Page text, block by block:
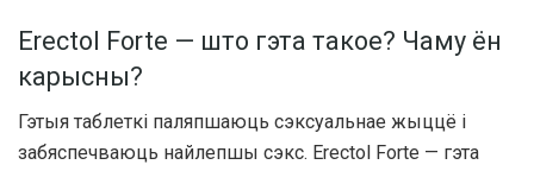
Erectol Forte — што гэта такое? Чаму ён
карысны?
Гэтыя таблеткі паляпшаюць сэксуальнае жыццё і
забяспечваюць найлепшы сэкс. Erectol Forte — гэта